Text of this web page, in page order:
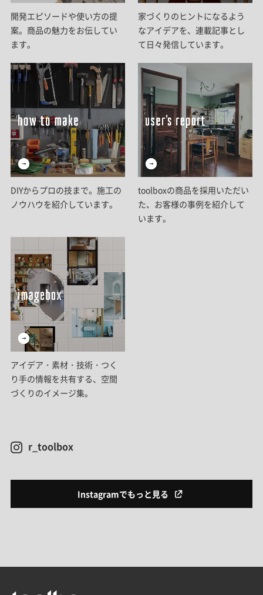
開発エピソードや使い方の提
案。商品の魅力をお伝してい
ます。
家づくりのヒントになるよう
なアイデアを、連載記事とし
て日々発信しています。
DIYからプロの技まで。施工の
ノウハウを紹介しています。
toolboxの商品を採用いただい
た、お客様の事例を紹介して
います。
アイデア・素材・技術・つく
り手の情報を共有する、空間
づくりのイメージ集。
r_toolbox
Instagramでもっと見る